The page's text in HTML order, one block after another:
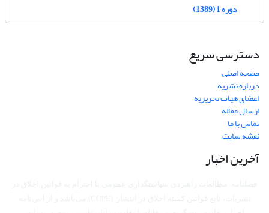
دوره 1 (1389)
دسترسی سریع
صفحه اصلی
درباره نشریه
اعضای هیات تحریریه
ارسال مقاله
تماس با ما
نقشه سایت
آخرین اخبار